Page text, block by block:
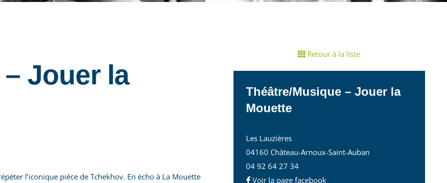
Jouer la
l’iconique pièce de Tchekhov. En écho à La Mouette
Retour à la liste
Théâtre/Musique – Jouer la
Mouette
Les Lauzières
04160 Château-Arnoux-Saint-Auban
04 92 64 27 34
Voir la page facebook